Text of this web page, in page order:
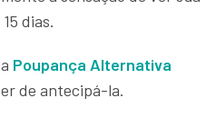
dias.
Poupança Alternativa
de antecipá-la.